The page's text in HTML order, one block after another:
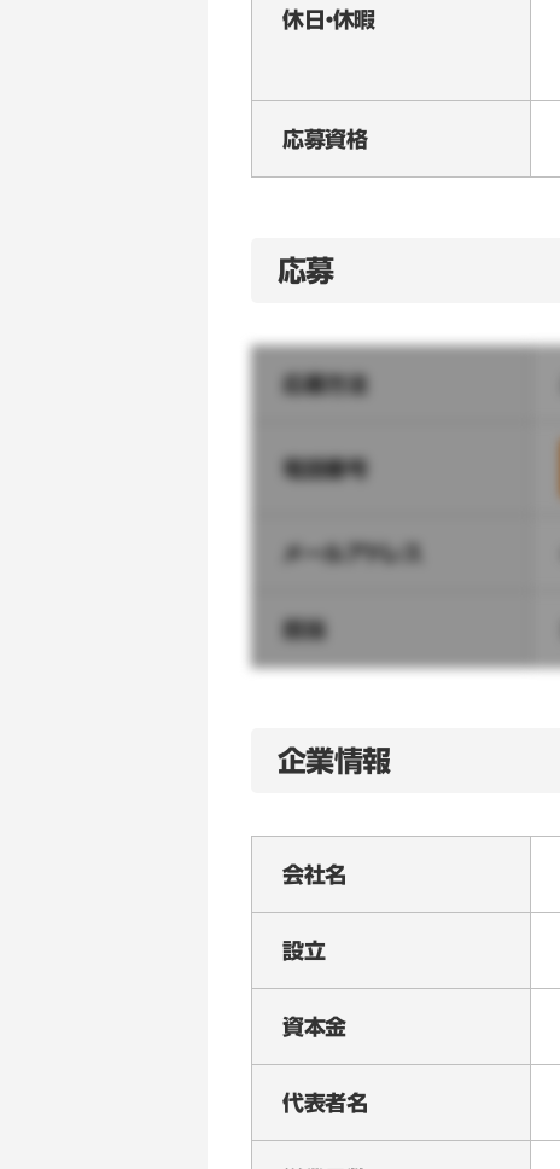
休日・休暇
応募資格
応募
応募方法
電話番号
メールアドレス
担当
企業情報
会社名
設立
資本金
代表者名